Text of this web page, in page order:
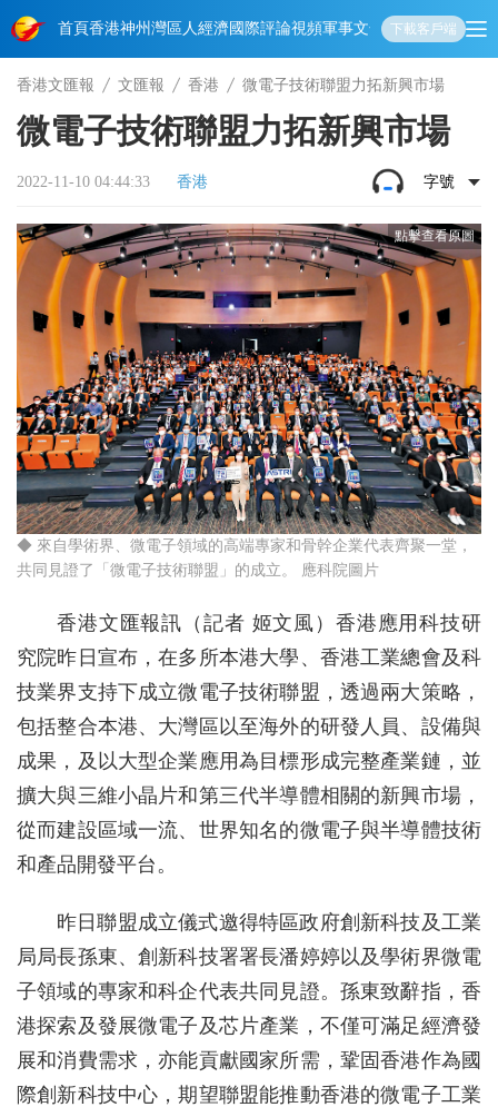
首頁香港神州 灣區人經濟國際評論視頻軍事文化 娛樂生活教育體
下載客戶端
香港文匯報 文匯報 香港 微電子技術聯盟力拓新興市場
微電子技術聯盟力拓新興市場
2022-11-10 04:44:33 香港 字號
◆ 來自學術界、微電子領域的高端專家和骨幹企業代表齊聚一堂，
共同見證了「微電子技術聯盟」的成立。 應科院圖片
香港文匯報訊（記者 姬文風）香港應用科技研
究院昨日宣布，在多所本港大學、香港工業總會及科
技業界支持下成立微電子技術聯盟，透過兩大策略，
包括整合本港、大灣區以至海外的研發人員、設備與
成果，及以大型企業應用為目標形成完整產業鏈，並
擴大與三維小晶片和第三代半導體相關的新興市場，
從而建設區域一流、世界知名的微電子與半導體技術
和產品開發平台。
昨日聯盟成立儀式邀得特區政府創新科技及工業
局局長孫東、創新科技署署長潘婷婷以及學術界微電
子領域的專家和科企代表共同見證。孫東致辭指，香
港探索及發展微電子及芯片產業，不僅可滿足經濟發
展和消費需求，亦能貢獻國家所需，鞏固香港作為國
際創新科技中心，期望聯盟能推動香港的微電子工業